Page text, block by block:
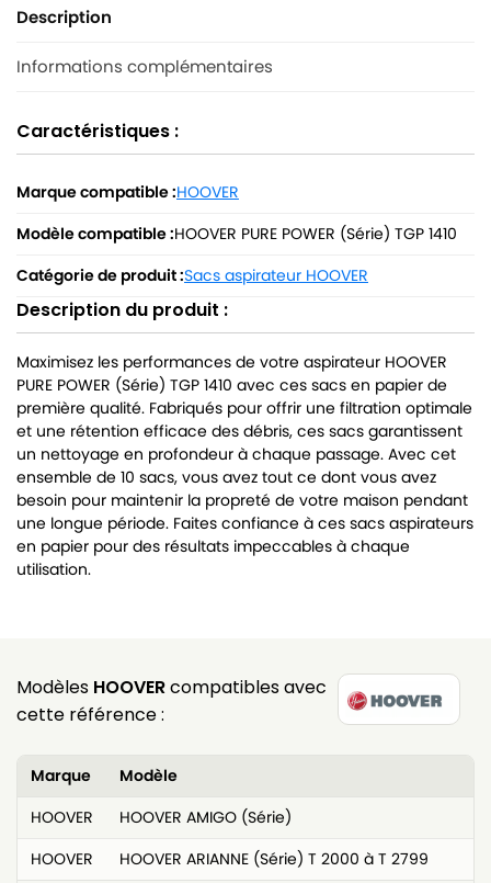
Description
Informations complémentaires
Caractéristiques :
Marque compatible :HOOVER
Modèle compatible :HOOVER PURE POWER (Série) TGP 1410
Catégorie de produit :Sacs aspirateur HOOVER
Description du produit :
Maximisez les performances de votre aspirateur HOOVER
PURE POWER (Série) TGP 1410 avec ces sacs en papier de
première qualité. Fabriqués pour offrir une filtration optimale
et une rétention efficace des débris, ces sacs garantissent
un nettoyage en profondeur à chaque passage. Avec cet
ensemble de 10 sacs, vous avez tout ce dont vous avez
besoin pour maintenir la propreté de votre maison pendant
une longue période. Faites confiance à ces sacs aspirateurs
en papier pour des résultats impeccables à chaque
utilisation.
Modèles HOOVERcompatibles avec
cette référence :
Marque
Modèle
HOOVER
HOOVER AMIGO (Série)
HOOVER
HOOVER ARIANNE (Série) T 2000 à T 2799